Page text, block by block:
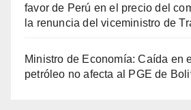
favor de Perú en el precio del
la renuncia del viceministro de
Ministro de Economía: Caída en
petróleo no afecta al PGE de